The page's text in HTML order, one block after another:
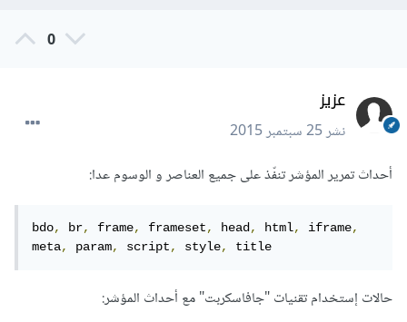
0
عزيز
نشر25 سبتمبر 2015
أحداث تمرير المؤشر تنفّذ على جميع العناصر و الوسوم عدا:
bdo, br, frame, frameset, head, html, iframe,
meta, param, script, style, title
حالات إستخدام تقنيات "جافاسكربت" مع أحداث المؤشر: